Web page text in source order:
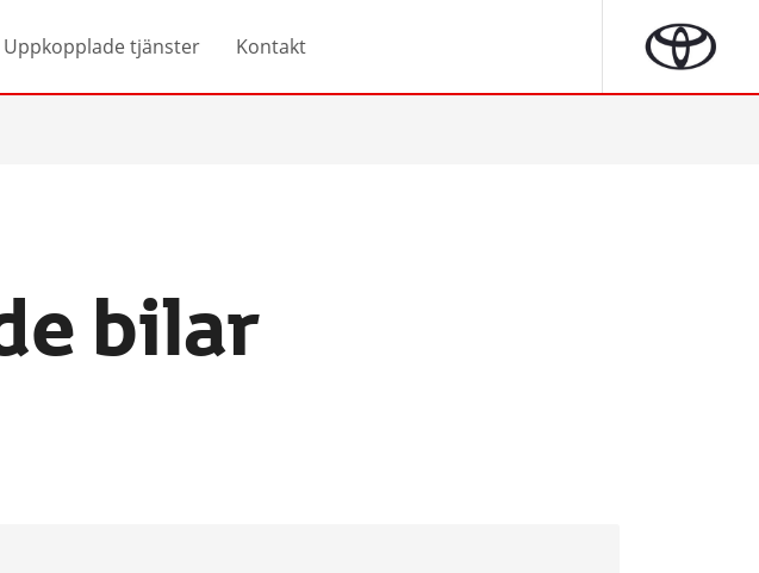
Uppkopplade tjänster Kontakt
bilar